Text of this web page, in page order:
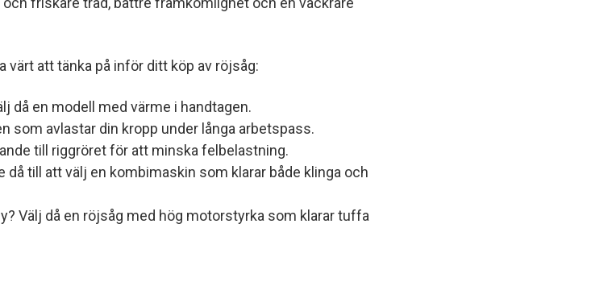
värt att tänka på inför ditt köp av röjsåg:
då en modell med värme i handtagen.
som avlastar din kropp under långa arbetspass.
till riggröret för att minska felbelastning.
då till att välj en kombimaskin som klarar både klinga och
Välj då en röjsåg med hög motorstyrka som klarar tuffa